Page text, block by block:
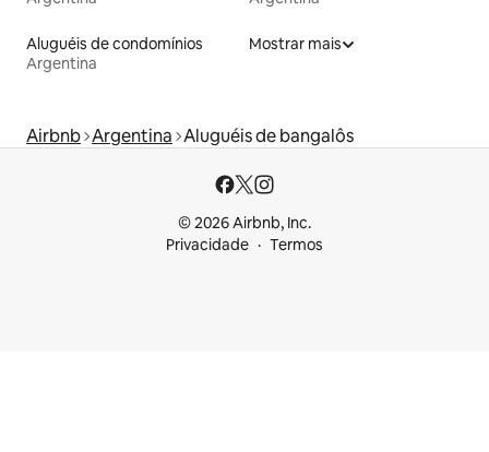
Aluguéis de condomínios
Argentina
Mostrar mais
Airbnb Argentina Aluguéis de bangalôs
© 2026 Airbnb, Inc.
Privacidade
Termos